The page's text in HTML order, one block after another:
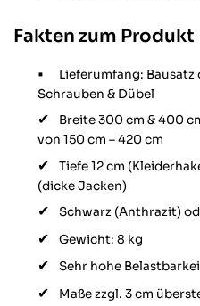
Fakten zum Produkt
Lieferumfang:
Schrauben & Dübel
Breite 300 cm & 400
von 150 cm – 420 cm
Tiefe 12 cm
(dicke Jacken)
Schwarz (Anthrazit)
Gewicht: 8 kg
Sehr hohe
Maße zzgl. 3 cm